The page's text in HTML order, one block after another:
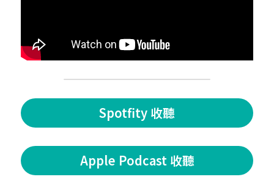
Spotfity 收聽
Apple Podcast 收聽